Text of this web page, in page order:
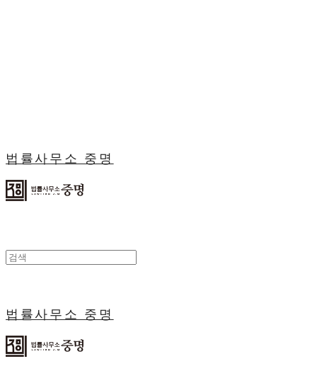
법률사무소 중명
법률사무소 중명